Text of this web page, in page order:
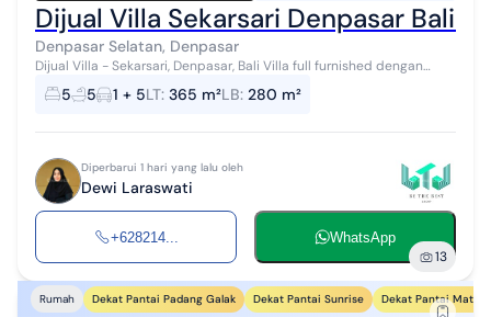
Dijual Villa Sekarsari Denpasar Bali
Denpasar Selatan, Denpasar
Dijual Villa - Sekarsari, Denpasar, Bali Villa full furnished dengan
akses strategis, dekat Bypass Ngurah Rai dan fasilitas utama Bali.
Spesifika...
5 5 1 + 5LT: 365 m²LB: 280 m²
Diperbarui 1 hari yang lalu oleh
Dewi Laraswati
+628214... WhatsApp
13
Rumah Dekat Pantai Padang Galak Dekat Pantai Sunrise Dekat Pantai